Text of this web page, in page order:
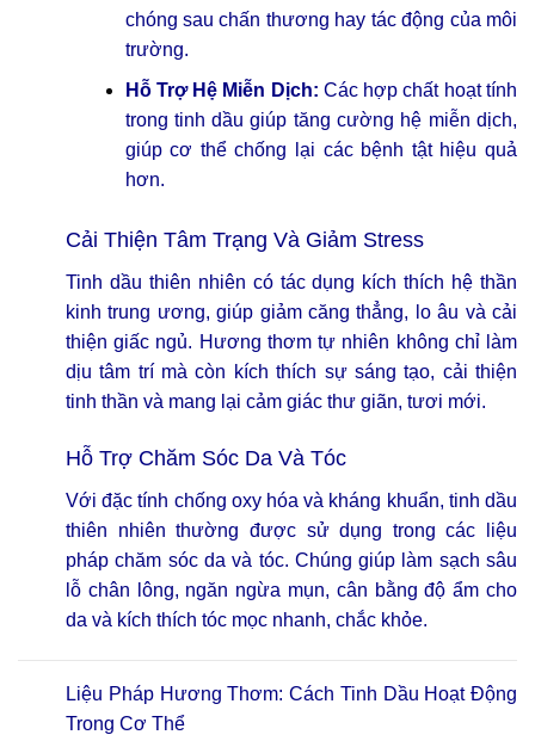
chóng sau chấn thương hay tác động của môi
trường.
Hỗ Trợ Hệ Miễn Dịch: Các hợp chất hoạt tính
trong tinh dầu giúp tăng cường hệ miễn dịch,
giúp cơ thể chống lại các bệnh tật hiệu quả
hơn.
Cải Thiện Tâm Trạng Và Giảm Stress
Tinh dầu thiên nhiên có tác dụng kích thích hệ thần
kinh trung ương, giúp giảm căng thẳng, lo âu và cải
thiện giấc ngủ. Hương thơm tự nhiên không chỉ làm
dịu tâm trí mà còn kích thích sự sáng tạo, cải thiện
tinh thần và mang lại cảm giác thư giãn, tươi mới.
Hỗ Trợ Chăm Sóc Da Và Tóc
Với đặc tính chống oxy hóa và kháng khuẩn, tinh dầu
thiên nhiên thường được sử dụng trong các liệu
pháp chăm sóc da và tóc. Chúng giúp làm sạch sâu
lỗ chân lông, ngăn ngừa mụn, cân bằng độ ẩm cho
da và kích thích tóc mọc nhanh, chắc khỏe.
Liệu Pháp Hương Thơm: Cách Tinh Dầu Hoạt Động
Trong Cơ Thể